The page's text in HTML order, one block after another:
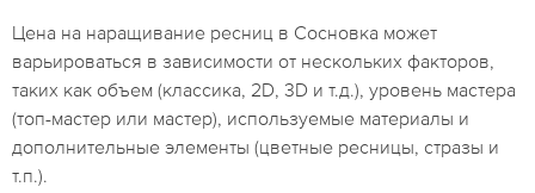
Цена на наращивание ресниц в Сосновка может
варьироваться в зависимости от нескольких факторов,
таких как объем (классика, 2D, 3D и т.д.), уровень мастера
(топ-мастер или мастер), используемые материалы и
дополнительные элементы (цветные ресницы, стразы и
т.п.).